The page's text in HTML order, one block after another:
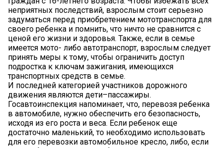
неприятных последствий, взрослым стоит серьезно
задуматься перед приобретением мототранспорта для
своего ребенка и помнить, что ничто не сравнится с
ценой его жизни и здоровья. Также, если в семье
имеется мото- либо автотранспорт, взрослым следует
принять меры к тому, чтобы ограничить доступ
подростка к ключам зажигания, имеющихся
транспортных средств в семье.
И последней категорией участников дорожного
движения являются дети–пассажиры.
Госавтоинспекция напоминает, что, перевозя ребенка
в автомобиле, нужно обеспечить его безопасность,
исходя из его роста и веса. Если ребенок еще
достаточно маленький, то необходимо использовать
для его перевозки автомобильное кресло, либо, если